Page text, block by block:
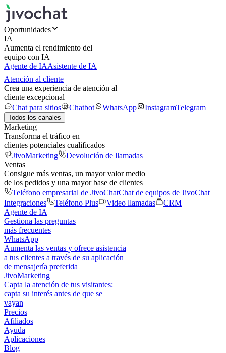
Oportunidades
IA
Aumenta el rendimiento del
equipo con IA
Agente de IAAsistente de IA
Atención al cliente
Crea una experiencia de atención al
cliente excepcional
Chat para sitios
Chatbot WhatsApp InstagramTelegram
Todos los canales
Marketing
Transforma el tráfico en
clientes potenciales cualificados
JivoMarketing
Devolución de llamadas
Ventas
Consigue más ventas, un mayor valor medio
de los pedidos y una mayor base de clientes
Teléfono empresarial de JivoChatChat de equipos de JivoChat
Integraciones
Teléfono Plus Video llamadas
CRM
Agente de IA
Gestiona las preguntas
más frecuentes
WhatsApp
Aumenta las ventas y ofrece asistencia
a tus clientes a través de su aplicación
de mensajería preferida
JivoMarketing
Capta la atención de tus visitantes:
capta su interés antes de que se
vayan
Precios
Afiliados
Ayuda
Aplicaciones
Blog